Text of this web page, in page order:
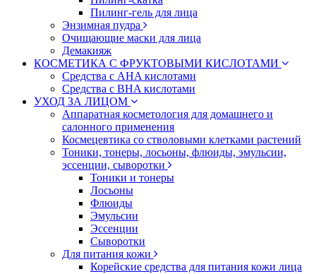
Пилинг-гель для лица
Энзимная пудра
Очищающие маски для лица
Демакияж
КОСМЕТИКА С ФРУКТОВЫМИ КИСЛОТАМИ
Средства с AHA кислотами
Средства с BHA кислотами
УХОД ЗА ЛИЦОМ
Аппаратная косметология для домашнего и
салонного применения
Космецевтика со стволовыми клетками растений
Тоники, тонеры, лосьоны, флюиды, эмульсии,
эссенции, сыворотки
Тоники и тонеры
Лосьоны
Флюиды
Эмульсии
Эссенции
Сыворотки
Для питания кожи
Корейские средства для питания кожи лица